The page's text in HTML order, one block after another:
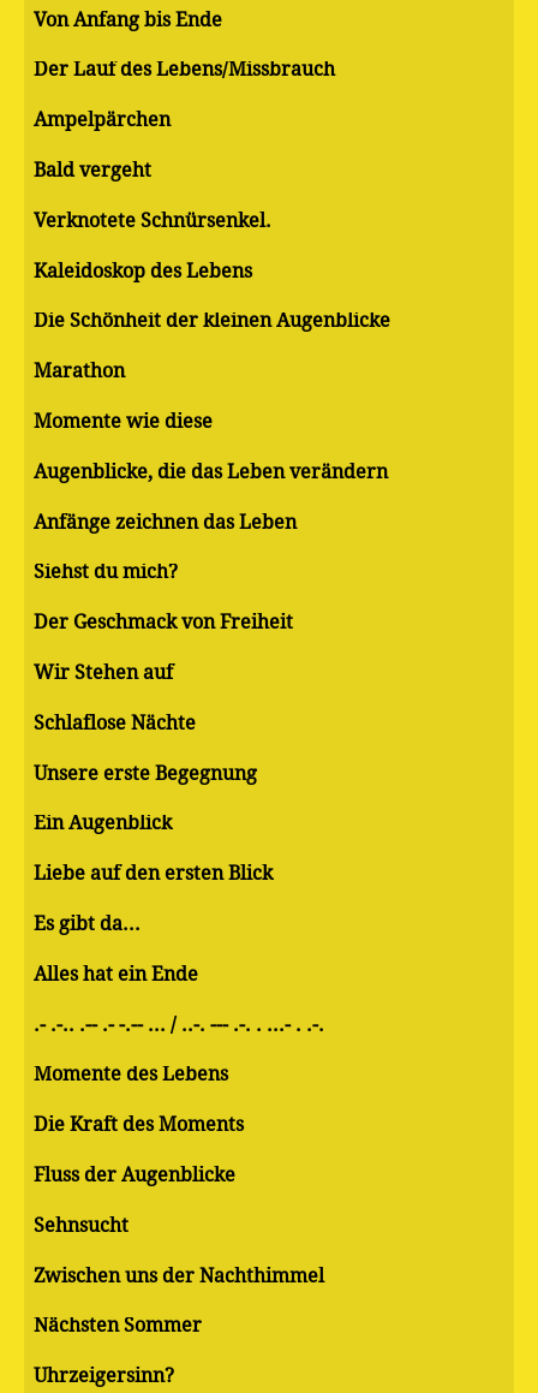
Von Anfang bis Ende
Der Lauf des Lebens/Missbrauch
Ampelpärchen
Bald vergeht
Verknotete Schnürsenkel.
Kaleidoskop des Lebens
Die Schönheit der kleinen Augenblicke
Marathon
Momente wie diese
Augenblicke, die das Leben verändern
Anfänge zeichnen das Leben
Siehst du mich?
Der Geschmack von Freiheit
Wir Stehen auf
Schlaflose Nächte
Unsere erste Begegnung
Ein Augenblick
Liebe auf den ersten Blick
Es gibt da...
Alles hat ein Ende
.- .-.. .-- .- -.-- ... / ..-. --- .-. . ...- . .-.
Momente des Lebens
Die Kraft des Moments
Fluss der Augenblicke
Sehnsucht
Zwischen uns der Nachthimmel
Nächsten Sommer
Uhrzeigersinn?